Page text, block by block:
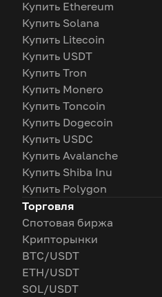
Купить Ethereum
Купить Solana
Купить Litecoin
Купить USDT
Купить Tron
Купить Monero
Купить Toncoin
Купить Dogecoin
Купить USDC
Купить Avalanche
Купить Shiba Inu
Купить Polygon
Торговля
Спотовая биржа
Крипторынки
BTC/USDT
ETH/USDT
SOL/USDT